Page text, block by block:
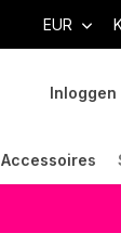
EUR
Inloggen
Accessoires